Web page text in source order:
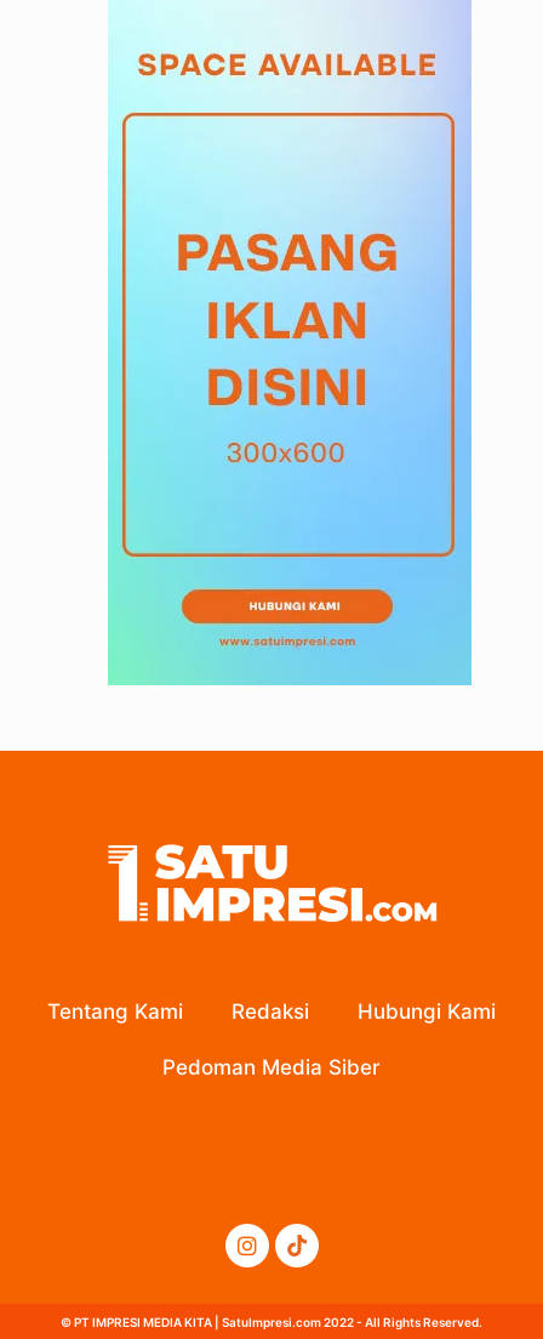
Tentang Kami Redaksi Hubungi Kami
Pedoman Media Siber
© PT IMPRESI MEDIA KITA | SatuImpresi.com 2022 - All Rights Reserved.